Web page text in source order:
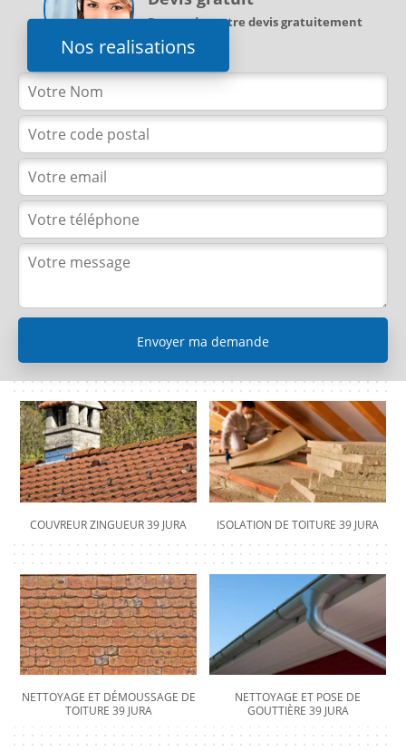
Nos realisations
Demandez votre devis gratuitement
COUVREUR ZINGUEUR 39 JURA ISOLATION DE TOITURE 39 JURA
NETTOYAGE ET DÉMOUSSAGE DE
TOITURE 39 JURA
NETTOYAGE ET POSE DE
GOUTTIÈRE 39 JURA